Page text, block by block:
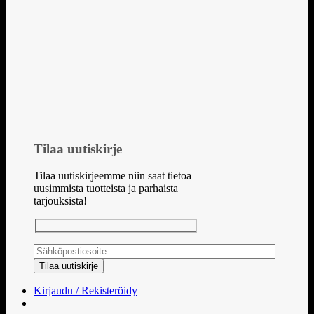
Tilaa uutiskirje
Tilaa uutiskirjeemme niin saat tietoa
uusimmista tuotteista ja parhaista
tarjouksista!
Kirjaudu / Rekisteröidy